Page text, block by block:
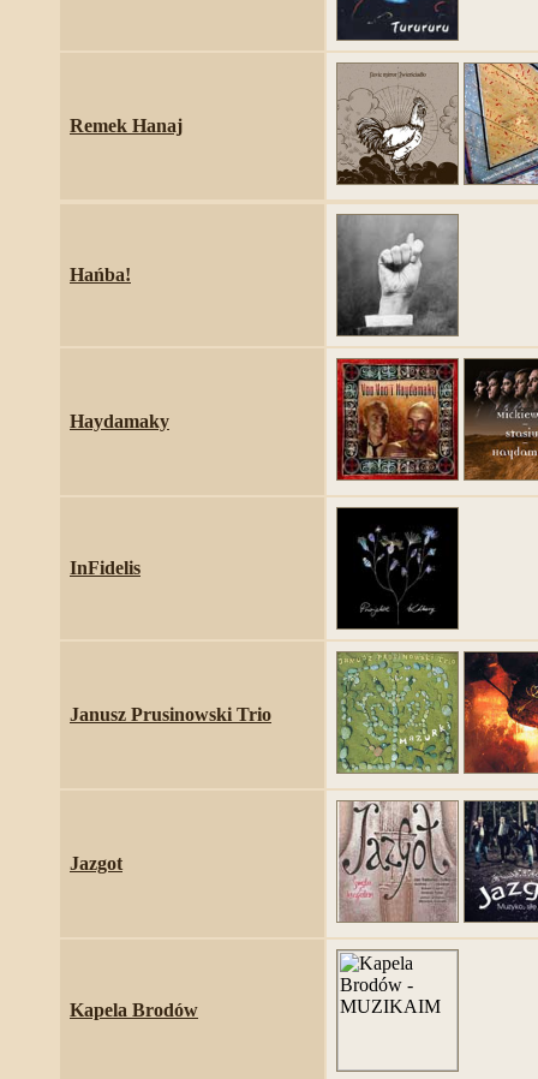
Remek Hanaj
Hańba!
Haydamaky
InFidelis
Janusz Prusinowski Trio
Jazgot
Kapela Brodów